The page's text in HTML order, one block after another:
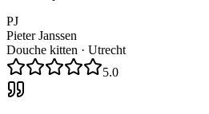
PJ
Pieter Janssen
Douche kitten · Utrecht
5.0